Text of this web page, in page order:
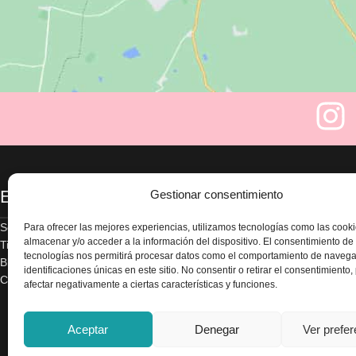
Gestionar consentimiento
Para ofrecer las mejores experiencias, utilizamos tecnologías como las
almacenar y/o acceder a la información del dispositivo. El consentimiento de
tecnologías nos permitirá procesar datos como el comportamiento de
identificaciones únicas en este sitio. No consentir o retirar el consentimiento,
afectar negativamente a ciertas características y funciones.
Aceptar Denegar Ver
Enlaces
Sobre nosotros
Tienda
Blog
Contacte con nosotros
Legal
Aviso legal
Política de privacidad
Términos y
Envío y devoluciones